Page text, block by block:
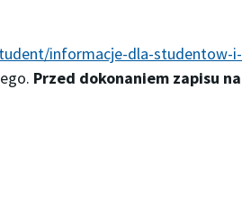
informacje-dla-studentow-i-
Przed dokonaniem zapisu na